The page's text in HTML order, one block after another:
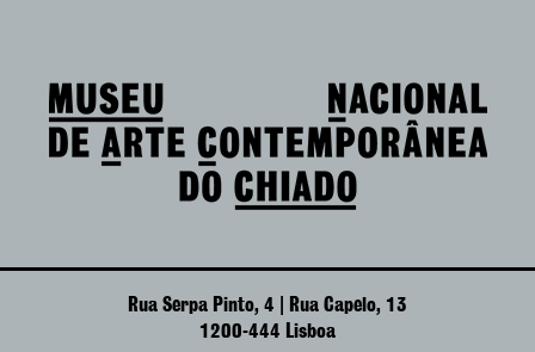
Rua Serpa Pinto, 4 | Rua Capelo, 13
1200-444 Lisboa